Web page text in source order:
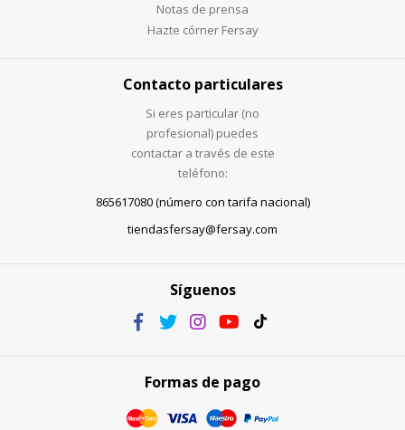
Notas de prensa
Hazte córner Fersay
Contacto particulares
Si eres particular (no
profesional) puedes
contactar a través de este
teléfono:
865617080 (número con tarifa nacional)
tiendasfersay@fersay.com
Síguenos
Formas de pago